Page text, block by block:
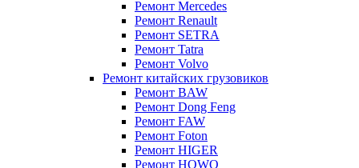
Ремонт Mercedes
Ремонт Renault
Ремонт SETRA
Ремонт Tatra
Ремонт Volvo
Ремонт китайских грузовиков
Ремонт BAW
Ремонт Dong Feng
Ремонт FAW
Ремонт Foton
Ремонт HIGER
Ремонт HOWO